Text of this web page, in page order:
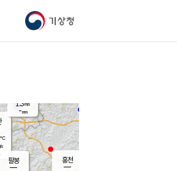
기상청
℃
s
팔봉
홍천
1.3m/s
-mm